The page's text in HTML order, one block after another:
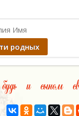
родных
и сыном